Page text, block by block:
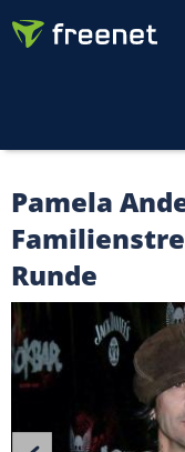
Pamela
Runde